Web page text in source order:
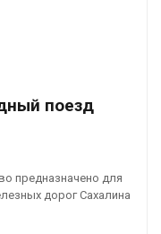
поезд
предназначено для
дорог Сахалина